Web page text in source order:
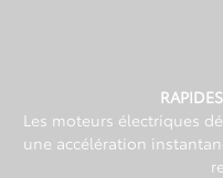
Les moteurs électriques
une accélération